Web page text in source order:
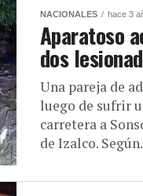
NACIONALES hace 3
Aparatoso
dos
Una pareja de
luego de sufrir
carretera a
de Izalco.